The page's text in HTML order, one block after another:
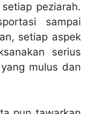
peziarah.
sampai
setiap aspek
serius
mulus dan